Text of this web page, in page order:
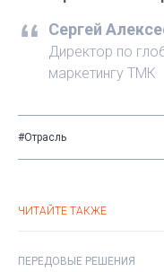
Сергей
Директор по
маркетингу ТМК
#Отрасль
ЧИТАЙТЕ ТАКЖЕ
ПЕРЕДОВЫЕ РЕШЕНИЯ